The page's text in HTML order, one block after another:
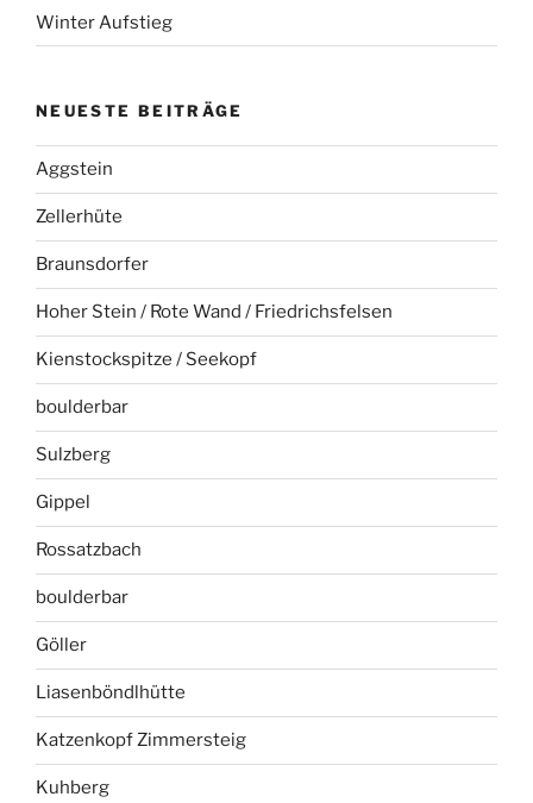
Winter Aufstieg
NEUESTE BEITRÄGE
Aggstein
Zellerhüte
Braunsdorfer
Hoher Stein / Rote Wand / Friedrichsfelsen
Kienstockspitze / Seekopf
boulderbar
Sulzberg
Gippel
Rossatzbach
boulderbar
Göller
Liasenböndlhütte
Katzenkopf Zimmersteig
Kuhberg